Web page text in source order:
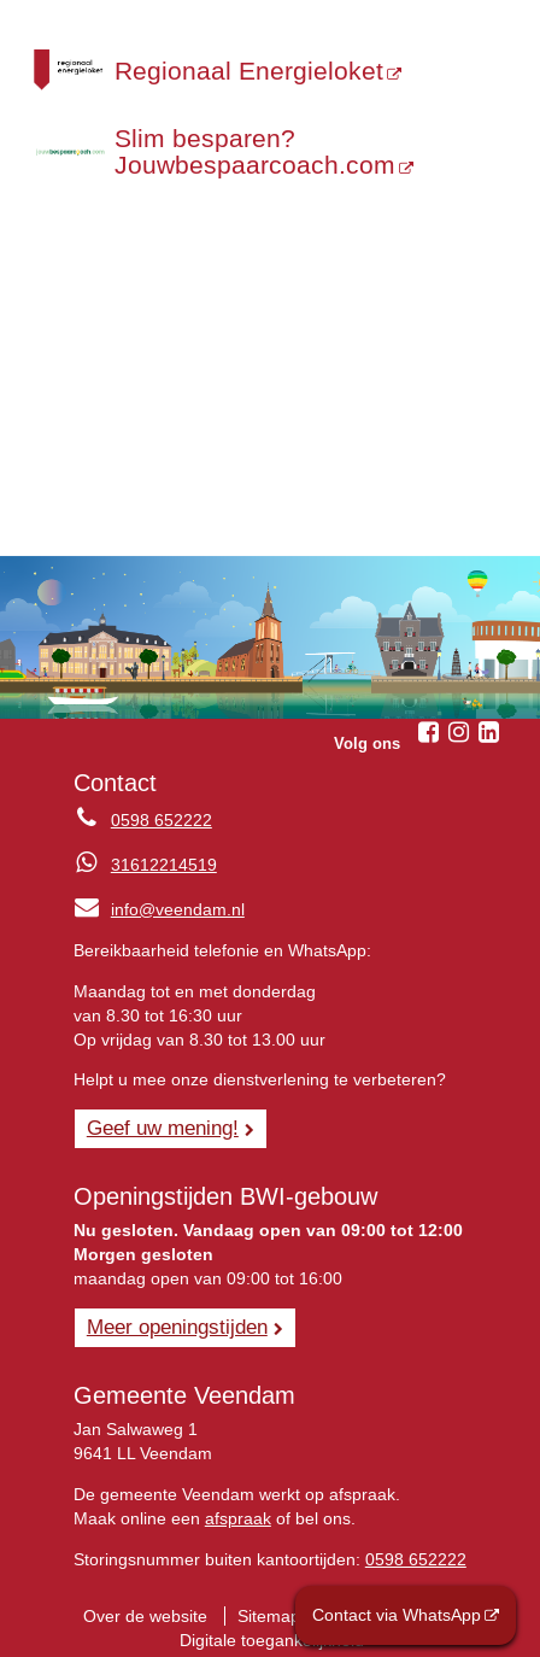
Contact via WhatsApp
Regionaal Energieloket
Slim besparen?
Jouwbespaarcoach.com
Volg ons
Contact
0598 652222
31612214519
info@veendam.nl
Bereikbaarheid telefonie en WhatsApp:
Maandag tot en met donderdag
van 8.30 tot 16:30 uur
Op vrijdag van 8.30 tot 13.00 uur
Helpt u mee onze dienstverlening te verbeteren?
Geef uw mening!
Openingstijden BWI-gebouw
Nu gesloten. Vandaag open van 09:00 tot 12:00
Morgen gesloten
maandag open van 09:00 tot 16:00
Meer openingstijden
Gemeente Veendam
Jan Salwaweg 1
9641 LL Veendam
De gemeente Veendam werkt op afspraak.
Maak online een afspraakof bel ons.
Storingsnummer buiten kantoortijden: 0598 652222
Over de website Sitemap
Privacyverklaring
Digitale toegankelijkheid